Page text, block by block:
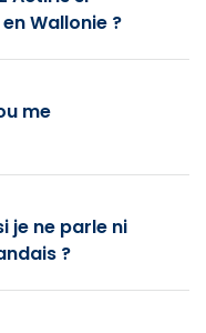
Wallonie ?
me
je ne parle ni
?